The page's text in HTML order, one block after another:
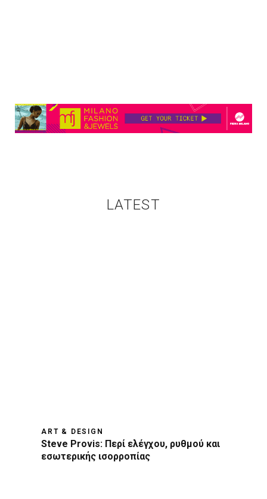
LATEST
ART & DESIGN
Steve Provis: Περί ελέγχου, ρυθμού και
εσωτερικής ισορροπίας